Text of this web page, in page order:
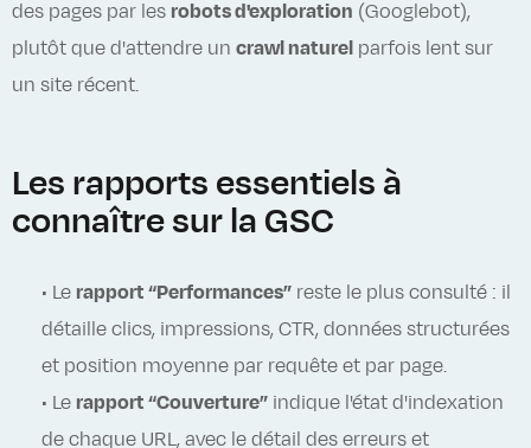
des pages par les robots d'exploration (Googlebot),
plutôt que d'attendre un crawl naturel parfois lent sur
un site récent.
Les rapports essentiels à
connaître sur la GSC
• Le rapport “Performances” reste le plus consulté : il
détaille clics, impressions, CTR, données structurées
et position moyenne par requête et par page.
• Le rapport “Couverture” indique l'état d'indexation
de chaque URL, avec le détail des erreurs et